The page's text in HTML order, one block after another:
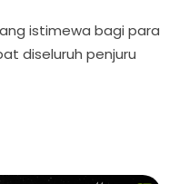
istimewa bagi para
diseluruh penjuru